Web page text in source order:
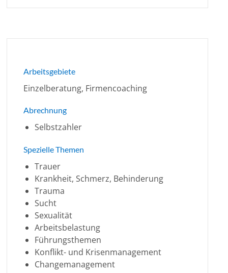
Arbeitsgebiete
Einzelberatung, Firmencoaching
Abrechnung
Selbstzahler
Spezielle Themen
Trauer
Krankheit, Schmerz, Behinderung
Trauma
Sucht
Sexualität
Arbeitsbelastung
Führungsthemen
Konflikt- und Krisenmanagement
Changemanagement